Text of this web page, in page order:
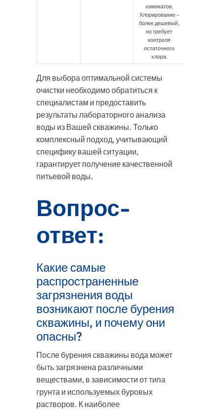
химикатов.
Хлорирование –
более дешевый,
но требует
контроля
остаточного
хлора.
Для выбора оптимальной системы
очистки необходимо обратиться к
специалистам и предоставить
результаты лабораторного анализа
воды из Вашей скважины. Только
комплексный подход, учитывающий
специфику вашей ситуации,
гарантирует получение качественной
питьевой воды.
Вопрос-
ответ:
Какие самые
распространенные
загрязнения воды
возникают после бурения
скважины, и почему они
опасны?
После бурения скважины вода может
быть загрязнена различными
веществами, в зависимости от типа
грунта и используемых буровых
растворов. К наиболее